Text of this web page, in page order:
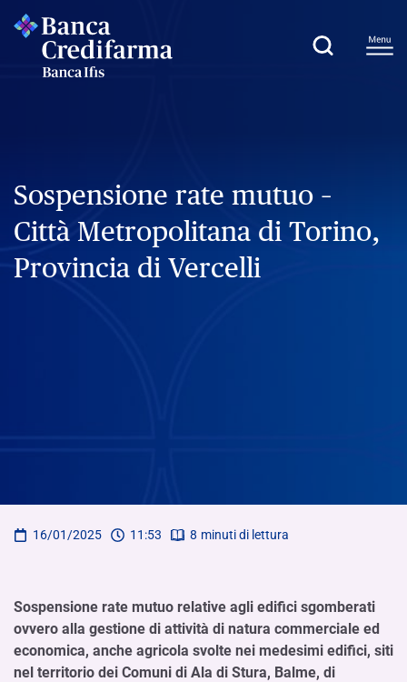
Sospensione rate mutuo –
Città Metropolitana di Torino,
Provincia di Vercelli
16/01/2025 11:53 8 minuti di lettura
Sospensione rate mutuo relative agli edifici sgomberati
ovvero alla gestione di attività di natura commerciale ed
economica, anche agricola svolte nei medesimi edifici, siti
nel territorio dei Comuni di Ala di Stura, Balme, di